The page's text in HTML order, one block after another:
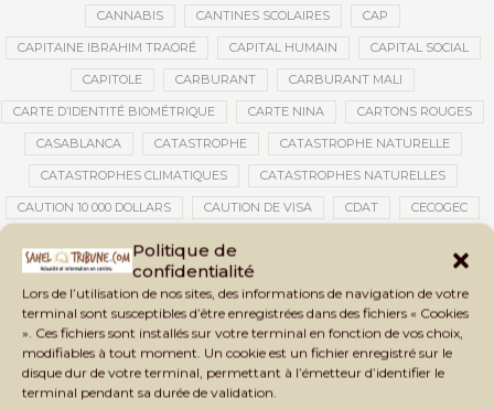
Politique de
confidentialité
Lors de l’utilisation de nos sites, des informations de navigation de votre
terminal sont susceptibles d’être enregistrées dans des fichiers « Cookies
». Ces fichiers sont installés sur votre terminal en fonction de vos choix,
modifiables à tout moment. Un cookie est un fichier enregistré sur le
disque dur de votre terminal, permettant à l’émetteur d’identifier le
terminal pendant sa durée de validation.
CANNABIS CANTINES SCOLAIRES CAP
CAPITAINE IBRAHIM TRAORÉ CAPITAL HUMAIN CAPITAL SOCIAL
CAPITOLE CARBURANT CARBURANT MALI
CARTE D’IDENTITÉ BIOMÉTRIQUE CARTE NINA CARTONS ROUGES
CASABLANCA CATASTROPHE CATASTROPHE NATURELLE
CATASTROPHES CLIMATIQUES CATASTROPHES NATURELLES
CAUTION 10 000 DOLLARS CAUTION DE VISA CDAT CECOGEC
CEMAPI CEN-SNESUP
CENTRAFRIQUE CENTRALE SOLAIRE
CENTRALE SOLAIRE DE SANANKOROBA CENTRALES SOLAIRES
CENTRE D'INTELLIGENCE ARTIFICIELLE
CENTRE DE SANTÉ COMMUNAUTAIRE